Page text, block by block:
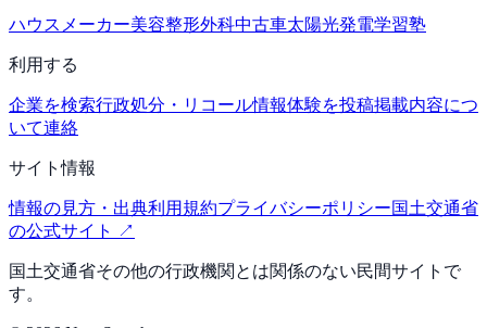
ハウスメーカー美容整形外科中古車太陽光発電学習塾
利用する
企業を検索行政処分・リコール情報体験を投稿掲載内容につ
いて連絡
サイト情報
情報の見方・出典利用規約プライバシーポリシー国土交通省
の公式サイト ↗
国土交通省その他の行政機関とは関係のない民間サイトで
す。